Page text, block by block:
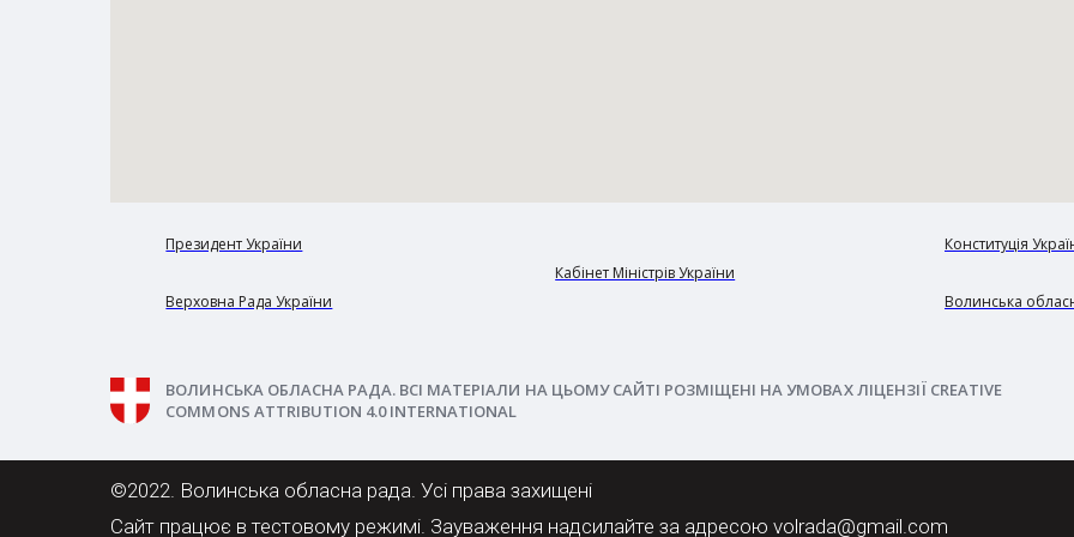
Президент України
Верховна Рада України
Кабінет Міністрів України
Конституція
Волинська
ВОЛИНСЬКА ОБЛАСНА РАДА. ВСІ МАТЕРІАЛИ НА ЦЬОМУ САЙТІ РОЗМІЩЕНІ НА УМОВАХ ЛІЦЕНЗІЇ CREATIVE
COMMONS ATTRIBUTION 4.0 INTERNATIONAL
©2022. Волинська обласна рада. Усі права захищені
Сайт працює в тестовому режимі. Зауваження надсилайте за адресою volrada@gmail.com